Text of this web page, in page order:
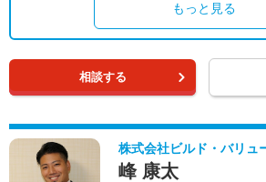
もっと見る
相談する
株式会社ビルド・バリュ
峰 康太